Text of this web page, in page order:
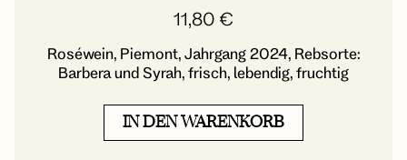
11,80 €
Roséwein, Piemont, Jahrgang 2024, Rebsorte:
Barbera und Syrah, frisch, lebendig, fruchtig
IN DEN WARENKORB